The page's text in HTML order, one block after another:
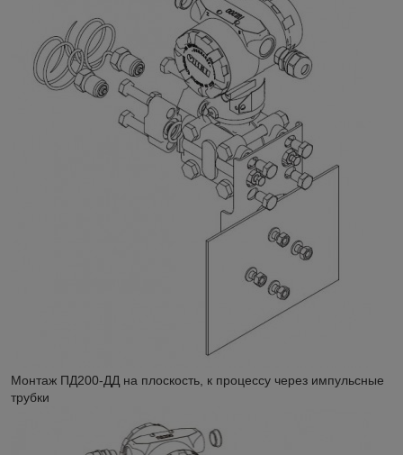
Монтаж ПД200-ДД на плоскость, к процессу через импульсные
трубки